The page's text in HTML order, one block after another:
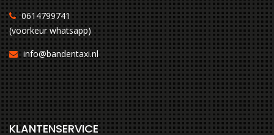
0614799741
(voorkeur whatsapp)
info@bandentaxi.nl
KLANTENSERVICE